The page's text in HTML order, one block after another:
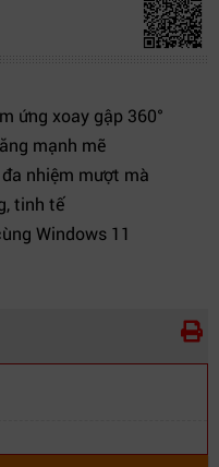
ứng xoay gập 360°
mạnh mẽ
đa nhiệm mượt mà
tinh tế
Windows 11